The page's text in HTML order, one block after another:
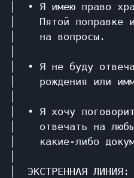
│  • Я имею право
│    Пятой
│    на
│  • Я не буду
│    рождения или
│  • Я хочу
│    отвечать на
│    какие-либо
│  ЭКСТРЕННАЯ ЛИНИЯ: